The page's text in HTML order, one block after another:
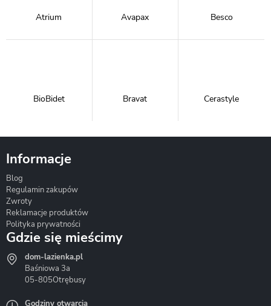
Atrium Avapax Besco
BioBidet Bravat Cerastyle
Hydrostop
Informacje
Blog
Regulamin zakupów
Zwroty
Reklamacje produktów
Polityka prywatności
Gdzie się mieścimy
dom-lazienka.pl
Baśniowa 3a
05-805Otrębusy
Godziny otwarcia